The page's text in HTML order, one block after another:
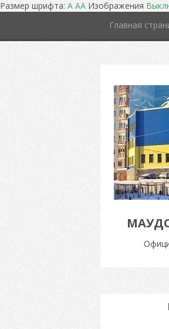
Размер шрифта:A AAИзображения
Главная